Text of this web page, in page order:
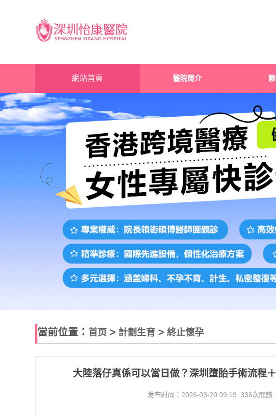
網站首頁 醫院簡介
當前位置： 首页 > 計劃生育 > 終止懷孕
大陸落仔真係可以當日做？深圳墮胎手術流程
发布时间：2026-03-20 09:19 336次閱讀